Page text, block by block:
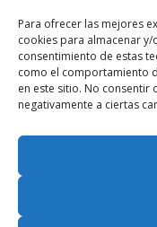
Para ofrecer las mejores
cookies para almacenar
consentimiento de estas
como el comportamiento
en este sitio. No
negativamente a ciertas
reclamaciones, solo
nosotros a través del
información detallada.
Asimismo, si necesita
con la máxima